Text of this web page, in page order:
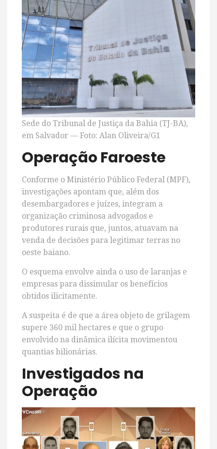
Sede do Tribunal de Justiça da Bahia (TJ-BA),
em Salvador — Foto: Alan Oliveira/G1
Operação Faroeste
Conforme o Ministério Público Federal (MPF),
investigações apontam que, além dos
desembargadores e juízes, integram a
organização criminosa advogados e
produtores rurais que, juntos, atuavam na
venda de decisões para legitimar terras no
oeste baiano.
O esquema envolve ainda o uso de laranjas e
empresas para dissimular os benefícios
obtidos ilicitamente.
A suspeita é de que a área objeto de grilagem
supere 360 mil hectares e que o grupo
envolvido na dinâmica ilícita movimentou
quantias bilionárias.
Investigados na
Operação